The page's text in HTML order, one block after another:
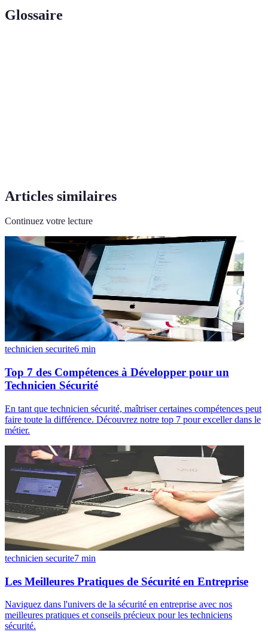
Glossaire
Articles similaires
Continuez votre lecture
technicien securite6 min
Top 7 des Compétences à Développer pour un
Technicien Sécurité
En tant que technicien sécurité, maîtriser certaines compétences peut
faire toute la différence. Découvrez notre top 7 pour exceller dans le
métier.
technicien securite7 min
Les Meilleures Pratiques de Sécurité en Entreprise
Naviguez dans l'univers de la sécurité en entreprise avec nos
meilleures pratiques et conseils précieux pour les techniciens
sécurité.